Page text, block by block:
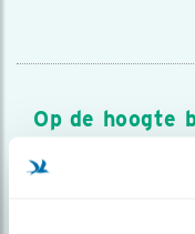
Op de hoogte
Meld je aan en
over vogels en